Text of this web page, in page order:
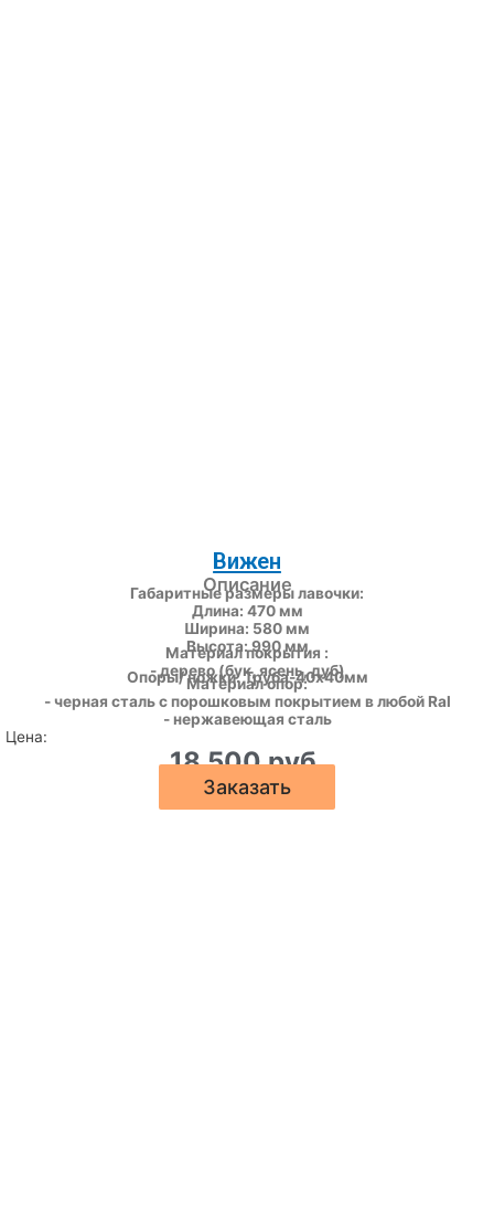
Вижен
Описание
Габаритные размеры лавочки:
Длина: 470 мм
Ширина: 580 мм
Высота: 990 мм
Материал покрытия :
- дерево (бук, ясень, дуб)
Опоры/ ножки: Труба-40х40мм
Материал опор:
- черная сталь с порошковым покрытием в любой Ral
- нержавеющая сталь
Цена:
18 500 руб.
Заказать